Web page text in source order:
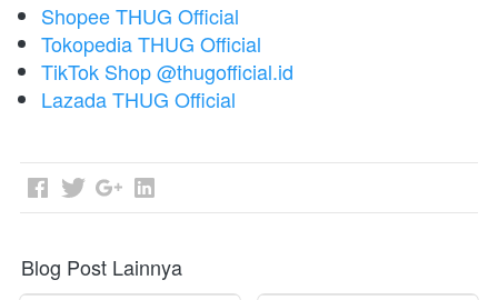
Shopee THUG Official
Tokopedia THUG Official
TikTok Shop @thugofficial.id
Lazada THUG Official
Blog Post Lainnya